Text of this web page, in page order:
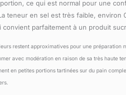
ce qui est normal pour une
teneur en sel est très faible, environ
convient parfaitement à un produit
restent approximatives pour une préparation
avec modération en raison de sa très haute
en petites portions tartinées sur du pain